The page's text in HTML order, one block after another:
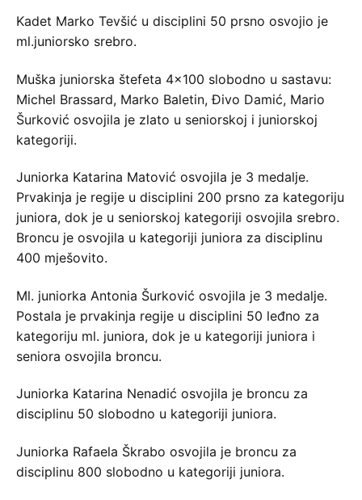
Kadet Marko Tevšić u disciplini 50 prsno osvojio je
ml.juniorsko srebro.
Muška juniorska štefeta 4×100 slobodno u sastavu:
Michel Brassard, Marko Baletin, Đivo Damić, Mario
Šurković osvojila je zlato u seniorskoj i juniorskoj
kategoriji.
Juniorka Katarina Matović osvojila je 3 medalje.
Prvakinja je regije u disciplini 200 prsno za kategoriju
juniora, dok je u seniorskoj kategoriji osvojila srebro.
Broncu je osvojila u kategoriji juniora za disciplinu
400 mješovito.
Ml. juniorka Antonia Šurković osvojila je 3 medalje.
Postala je prvakinja regije u disciplini 50 leđno za
kategoriju ml. juniora, dok je u kategoriji juniora i
seniora osvojila broncu.
Juniorka Katarina Nenadić osvojila je broncu za
disciplinu 50 slobodno u kategoriji juniora.
Juniorka Rafaela Škrabo osvojila je broncu za
disciplinu 800 slobodno u kategoriji juniora.